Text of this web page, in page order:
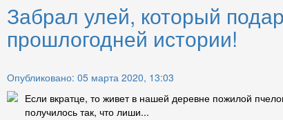
Забрал улей, который
прошлогодней истории!
Опубликовано: 05 марта 2020, 13:03
Если вкратце, то живет в нашей деревне пожилой
получилось так, что лиши...